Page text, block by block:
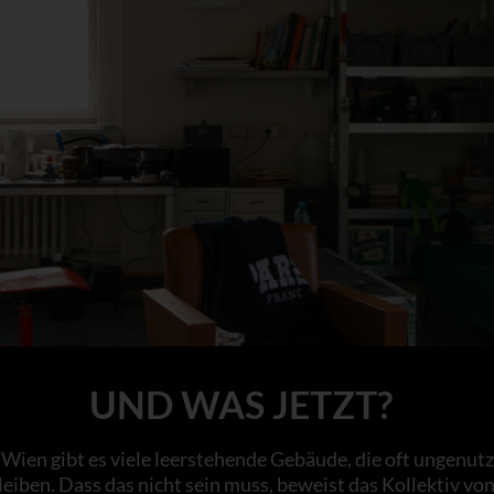
UND WAS JETZT?
gibt es viele leerstehende Gebäude, die oft
Dass das nicht sein muss, beweist das Kollektiv